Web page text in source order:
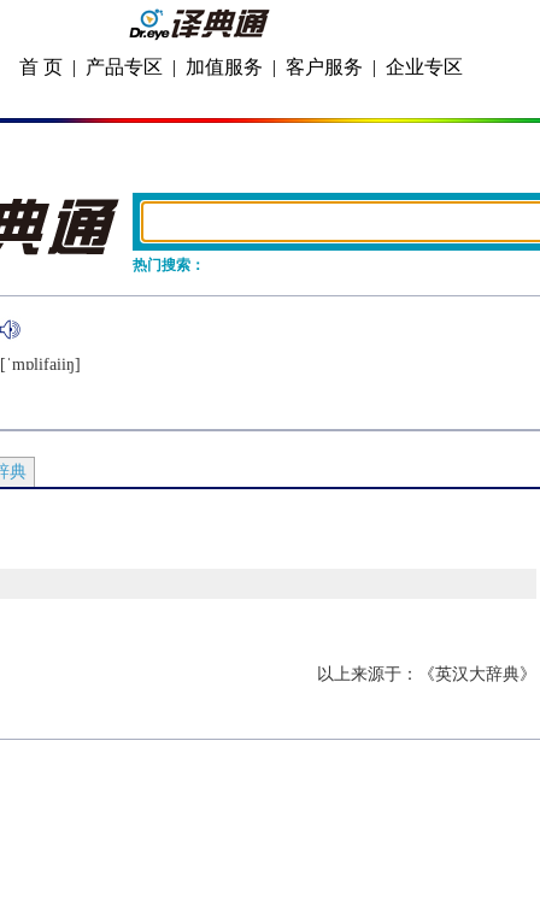
首 页 | 产品专区 | 加值服务 | 客户服务 | 企业专区
热门搜索：
典
以上来源于：《英汉大辞典》